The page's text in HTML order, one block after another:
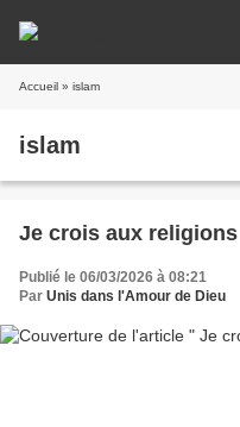
Accueil » islam
islam
Je crois aux religions
Publié le 06/03/2026 à 08:21
Par Unis dans l'Amour de Dieu